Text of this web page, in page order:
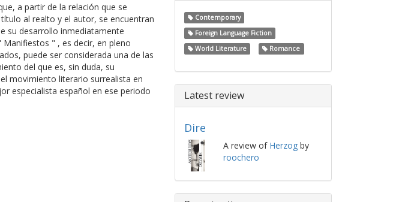
a partir de la relación que se
al realto y el autor, se encuentran
su desarrollo inmediatamente
" , es decir, en pleno
puede ser considerada una de las
del que es, sin duda, su
movimiento literario surrealista en
especialista español en ese periodo
Contemporary
Foreign Language Fiction
World Literature
Romance
Latest review
Dire
A review of Herzogby
roochero